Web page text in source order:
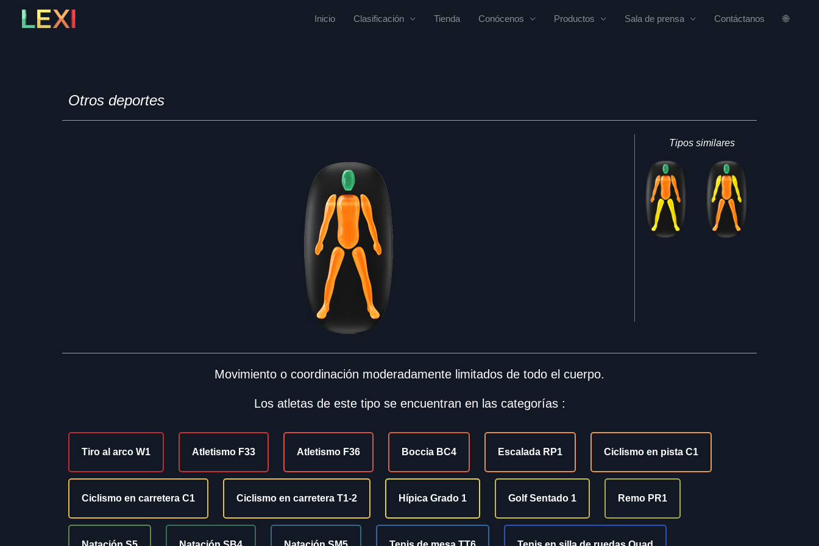
Inicio Clasificación Tienda Conócenos Productos Sala de prensa Contáctanos 🌐
Otros deportes
Tipos similares
Movimiento o coordinación moderadamente limitados de todo el cuerpo.
Los atletas de este tipo se encuentran en las categorías :
Tiro al arco W1 Atletismo F33 Atletismo F36 Boccia BC4 Escalada RP1 Ciclismo en pista C1
Ciclismo en carretera C1 Ciclismo en carretera T1-2 Hípica Grado 1 Golf Sentado 1 Remo PR1